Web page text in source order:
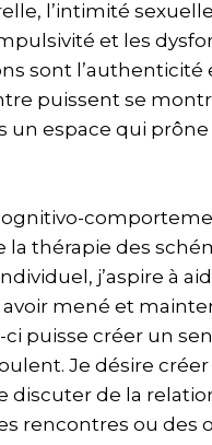
l’intimité
et les
sont l’authenticité
puissent se
un espace qui
la thérapie des
j’aspire à
mené et
puisse créer un
Je désire
discuter de la
rencontres ou des